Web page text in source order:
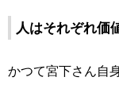
人はそれぞれ価
かつて宮下さん自